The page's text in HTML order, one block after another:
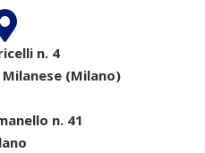
n. 4
(Milano)
n. 41